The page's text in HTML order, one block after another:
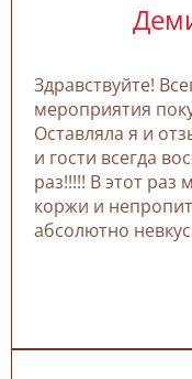
Здравствуйте!
мероприятия
Оставляла я и
и гости всегда
раз!!!!! В этот
коржи и
абсолютно